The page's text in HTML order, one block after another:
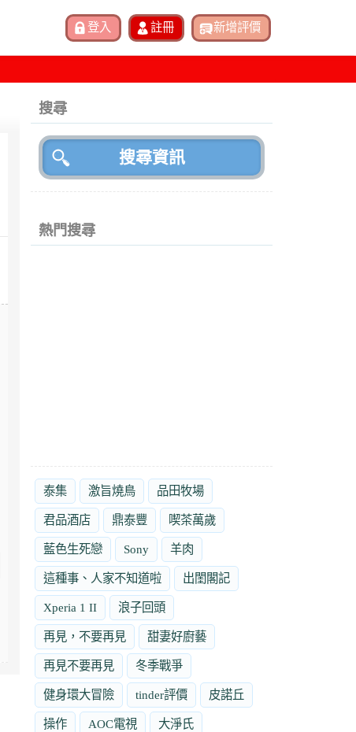
搜尋
熱門搜尋
泰集 激旨燒鳥 品田牧場
君品酒店 鼎泰豐 喫茶萬歲
藍色生死戀 Sony 羊肉
這種事、人家不知道啦 出閨閣記
Xperia 1 II 浪子回頭
再見，不要再見 甜妻好廚藝
再見不要再見 冬季戰爭
健身環大冒險 tinder評價 皮諾丘
操作 AOC電視 大淨氏